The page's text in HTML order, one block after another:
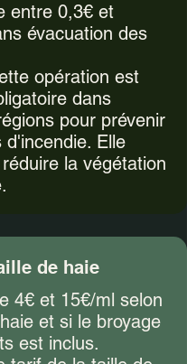
entre 0,3€ et
évacuation des
opération est
dans
pour prévenir
d'incendie. Elle
la végétation
de haie
4€ et 15€/ml selon
et si le broyage
est inclus.